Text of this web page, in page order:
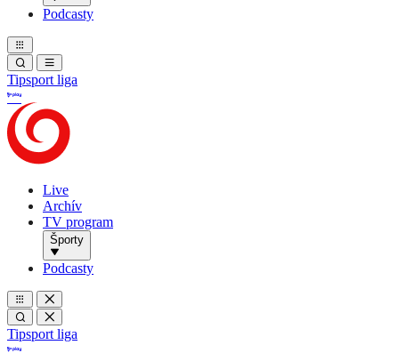
Podcasty
Tipsport liga
Live
Archív
TV program
Športy
Podcasty
Tipsport liga